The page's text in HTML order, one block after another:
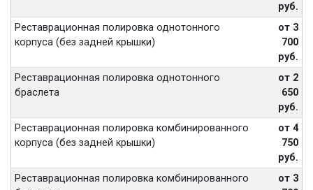
руб.
Реставрационная полировка однотонного
корпуса (без задней крышки)
от 3
700
руб.
Реставрационная полировка однотонного
браслета
от 2
650
руб.
Реставрационная полировка комбинированного
корпуса (без задней крышки)
от 4
750
руб.
Реставрационная полировка комбинированного
от 3